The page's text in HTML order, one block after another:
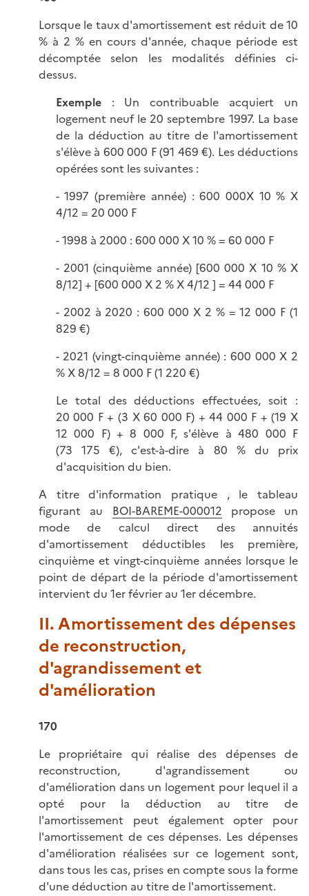
Lorsque le taux d'amortissement est réduit de 10
% à 2 % en cours d'année, chaque période est
décomptée selon les modalités définies ci-
dessus.
Exemple: Un contribuable acquiert un
logement neuf le 20 septembre 1997. La base
de la déduction au titre de l'amortissement
s'élève à 600 000 F (91 469 €). Les déductions
opérées sont les suivantes :
- 1997 (première année) : 600 000X 10 % X
4/12 = 20 000 F
- 1998 à 2000 : 600 000 X 10 % = 60 000 F
- 2001 (cinquième année) [600 000 X 10 % X
8/12] + [600 000 X 2 % X 4/12 ] = 44 000 F
- 2002 à 2020 : 600 000 X 2 % = 12 000 F (1
829 €)
- 2021 (vingt-cinquième année) : 600 000 X 2
% X 8/12 = 8 000 F (1 220 €)
Le total des déductions effectuées, soit :
20 000 F + (3 X 60 000 F) + 44 000 F + (19 X
12 000 F) + 8 000 F, s'élève à 480 000 F
(73 175 €), c'est-à-dire à 80 % du prix
d'acquisition du bien.
A titre d'information pratique , le tableau
figurant au BOI-BAREME-000012 propose un
mode de calcul direct des annuités
d'amortissement déductibles les première,
cinquième et vingt-cinquième années lorsque le
point de départ de la période d'amortissement
intervient du 1er février au 1er décembre.
II. Amortissement des dépenses
de reconstruction,
d'agrandissement et
d'amélioration
170
Le propriétaire qui réalise des dépenses de
reconstruction, d'agrandissement ou
d'amélioration dans un logement pour lequel il a
opté pour la déduction au titre de
l'amortissement peut également opter pour
l'amortissement de ces dépenses. Les dépenses
d'amélioration réalisées sur ce logement sont,
dans tous les cas, prises en compte sous la forme
d'une déduction au titre de l'amortissement.